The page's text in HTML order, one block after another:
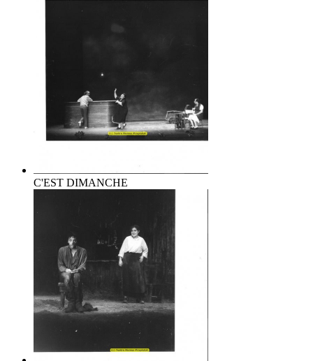
C'EST DIMANCHE